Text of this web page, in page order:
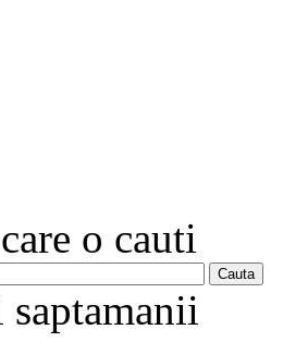
o cauti
saptamanii